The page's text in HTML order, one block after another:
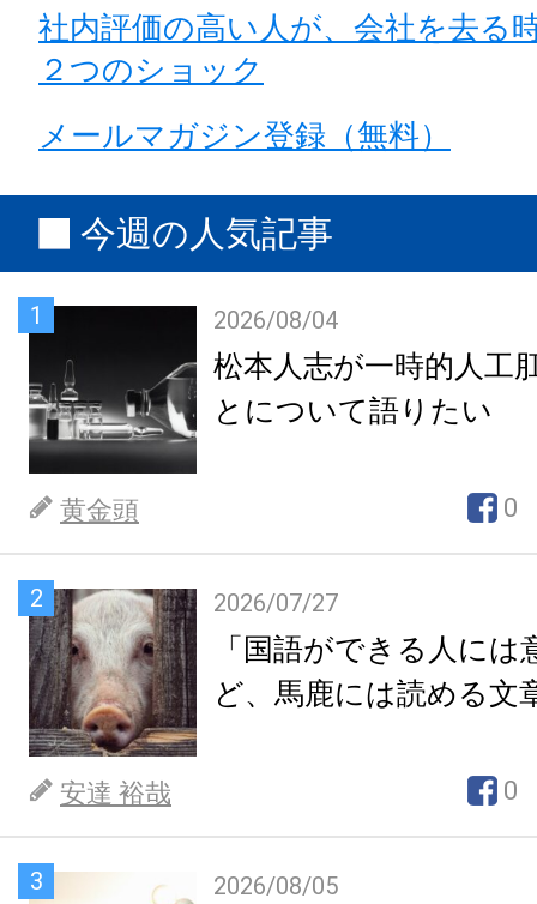
社内評価の高い人が、会社を去る
２つのショック
メールマガジン登録（無料）
今週の人気記事
1 2026/08/04
松本人志が一時的人工
とについて語りたい
黄金頭 0
2 2026/07/27
「国語ができる人には
ど、馬鹿には読める文
安達 裕哉 0
3 2026/08/05